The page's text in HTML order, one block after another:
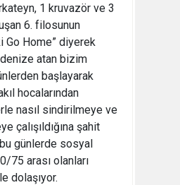
1 kruvazör ve 3
6. filosunun
Go Home” diyerek
atan bizim
başlayarak
hocalarından
nasıl sindirilmeye ve
çalışıldığına şahit
günlerde sosyal
75 arası olanları
dolaşıyor.